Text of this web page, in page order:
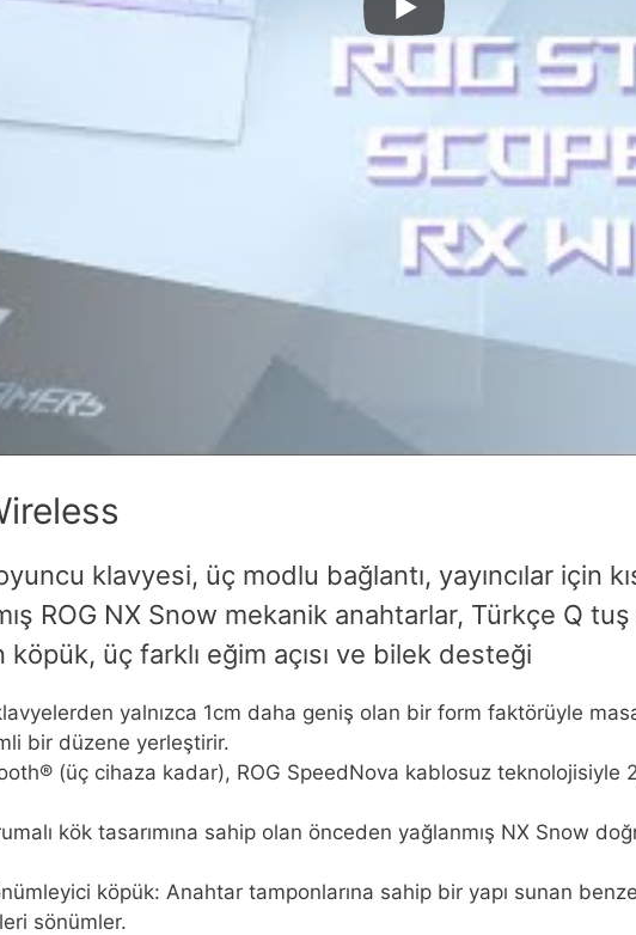
klavyesi, üç modlu bağlantı, yayıncılar için
ROG NX Snow mekanik anahtarlar, Türkçe Q
üç farklı eğim açısı ve bilek desteği
yalnızca 1cm daha geniş olan bir form faktörüyle
bir düzene yerleştirir.
(üç cihaza kadar), ROG SpeedNova kablosuz
kök tasarımına sahip olan önceden yağlanmış NX Snow
köpük: Anahtar tamponlarına sahip bir yapı sunan
sönümler.